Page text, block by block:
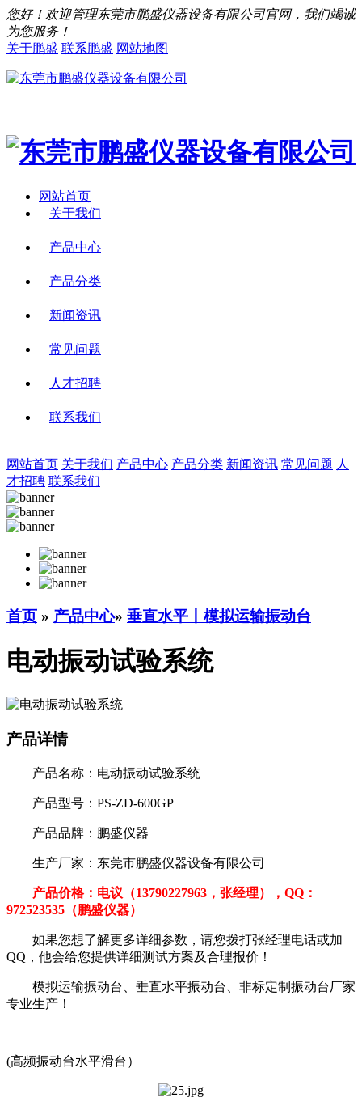
您好！欢迎管理东莞市鹏盛仪器设备有限公司官网，我们竭诚
为您服务！
关于鹏盛 联系鹏盛 网站地图
网站首页
关于我们
产品中心
产品分类
新闻资讯
常见问题
人才招聘
联系我们
网站首页 关于我们 产品中心 产品分类 新闻资讯 常见问题 人
才招聘 联系我们
首页 » 产品中心» 垂直水平丨模拟运输振动台
电动振动试验系统
产品详情
产品名称：电动振动试验系统
产品型号：PS-ZD-600GP
产品品牌：鹏盛仪器
生产厂家：东莞市鹏盛仪器设备有限公司
产品价格：电议（13790227963，张经理），QQ：
972523535（鹏盛仪器）
如果您想了解更多详细参数，请您拨打张经理电话或加
QQ，他会给您提供详细测试方案及合理报价！
模拟运输振动台、垂直水平振动台、非标定制振动台厂家
专业生产！
(高频振动台水平滑台）